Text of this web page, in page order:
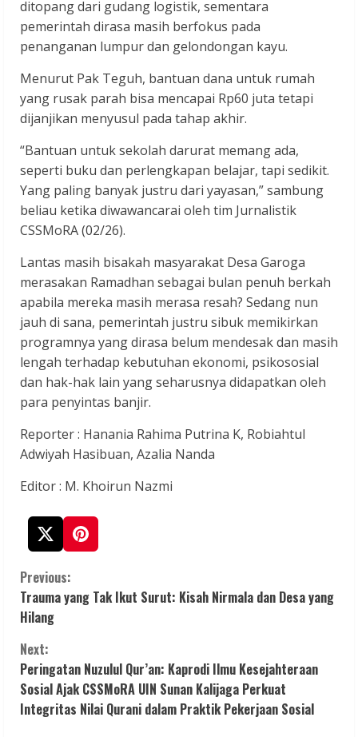
ditopang dari gudang logistik, sementara
pemerintah dirasa masih berfokus pada
penanganan lumpur dan gelondongan kayu.
Menurut Pak Teguh, bantuan dana untuk rumah
yang rusak parah bisa mencapai Rp60 juta tetapi
dijanjikan menyusul pada tahap akhir.
“Bantuan untuk sekolah darurat memang ada,
seperti buku dan perlengkapan belajar, tapi sedikit.
Yang paling banyak justru dari yayasan,” sambung
beliau ketika diwawancarai oleh tim Jurnalistik
CSSMoRA (02/26).
Lantas masih bisakah masyarakat Desa Garoga
merasakan Ramadhan sebagai bulan penuh berkah
apabila mereka masih merasa resah? Sedang nun
jauh di sana, pemerintah justru sibuk memikirkan
programnya yang dirasa belum mendesak dan masih
lengah terhadap kebutuhan ekonomi, psikososial
dan hak-hak lain yang seharusnya didapatkan oleh
para penyintas banjir.
Reporter : Hanania Rahima Putrina K, Robiahtul
Adwiyah Hasibuan, Azalia Nanda
Editor : M. Khoirun Nazmi
C
o
n
t
i
Previous:
Trauma yang Tak Ikut Surut: Kisah Nirmala dan Desa yang
Hilang
Next:
Peringatan Nuzulul Qur’an: Kaprodi Ilmu Kesejahteraan
Sosial Ajak CSSMoRA UIN Sunan Kalijaga Perkuat
Integritas Nilai Qurani dalam Praktik Pekerjaan Sosial